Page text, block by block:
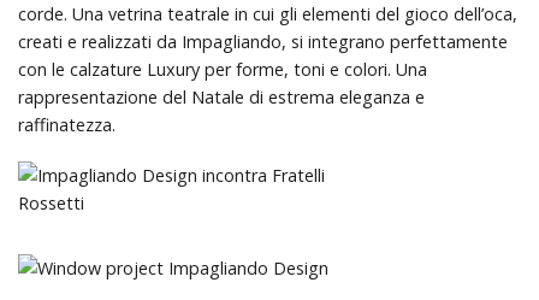
corde. Una vetrina teatrale in cui gli elementi del gioco dell’oca,
creati e realizzati da Impagliando, si integrano perfettamente
con le calzature Luxury per forme, toni e colori. Una
rappresentazione del Natale di estrema eleganza e
raffinatezza.